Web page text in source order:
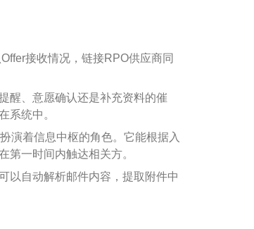
接收情况，链接RPO供应商同
醒、意愿确认还是补充资料的催
系统中。
演着信息中枢的角色。它能根据入
第一时间内触达相关方。
以自动解析邮件内容，提取附件中